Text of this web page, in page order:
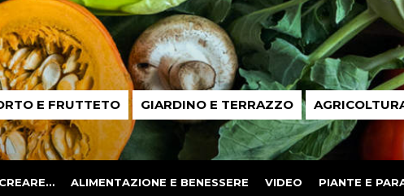
E FRUTTETO GIARDINO E TERRAZZO
ALIMENTAZIONE E BENESSERE VIDEO PIANTE E